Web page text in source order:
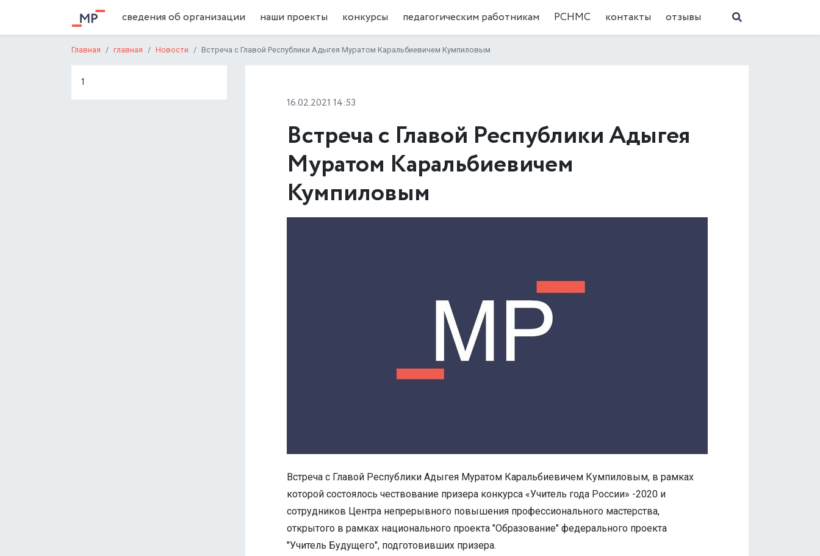
сведения об организации наши проекты конкурсы педагогическим работникам РСНМС контакты отзывы
Главная главная Новости Встреча с Главой Республики Адыгея Муратом Каральбиевичем Кумпиловым
1
16.02.2021 14:53
Встреча с Главой Республики Адыгея
Муратом Каральбиевичем
Кумпиловым
Встреча с Главой Республики Адыгея Муратом Каральбиевичем Кумпиловым, в рамках
которой состоялось чествование призера конкурса «Учитель года России» -2020 и
сотрудников Центра непрерывного повышения профессионального мастерства,
открытого в рамках национального проекта "Образование" федерального проекта
"Учитель Будущего", подготовивших призера.